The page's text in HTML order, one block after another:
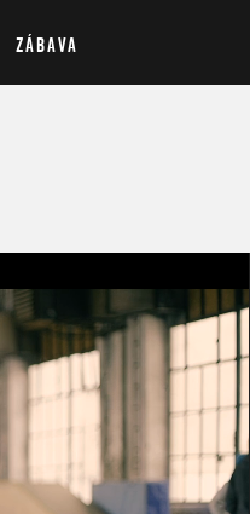
ZÁBAVA